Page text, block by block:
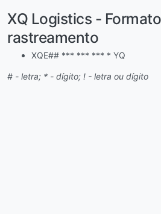
XQ Logistics -
rastreamento
XQE## *** *** *** * YQ
# - letra; * - dígito; ! - letra ou dígito